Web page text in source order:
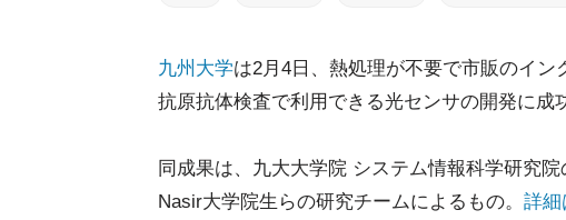
九州大学は2月4日、熱処理が不要で市販のイ
抗原抗体検査で利用できる光センサの開発に成
同成果は、九大大学院 システム情報科学研究
Nasir大学院生らの研究チームによるもの。 詳細